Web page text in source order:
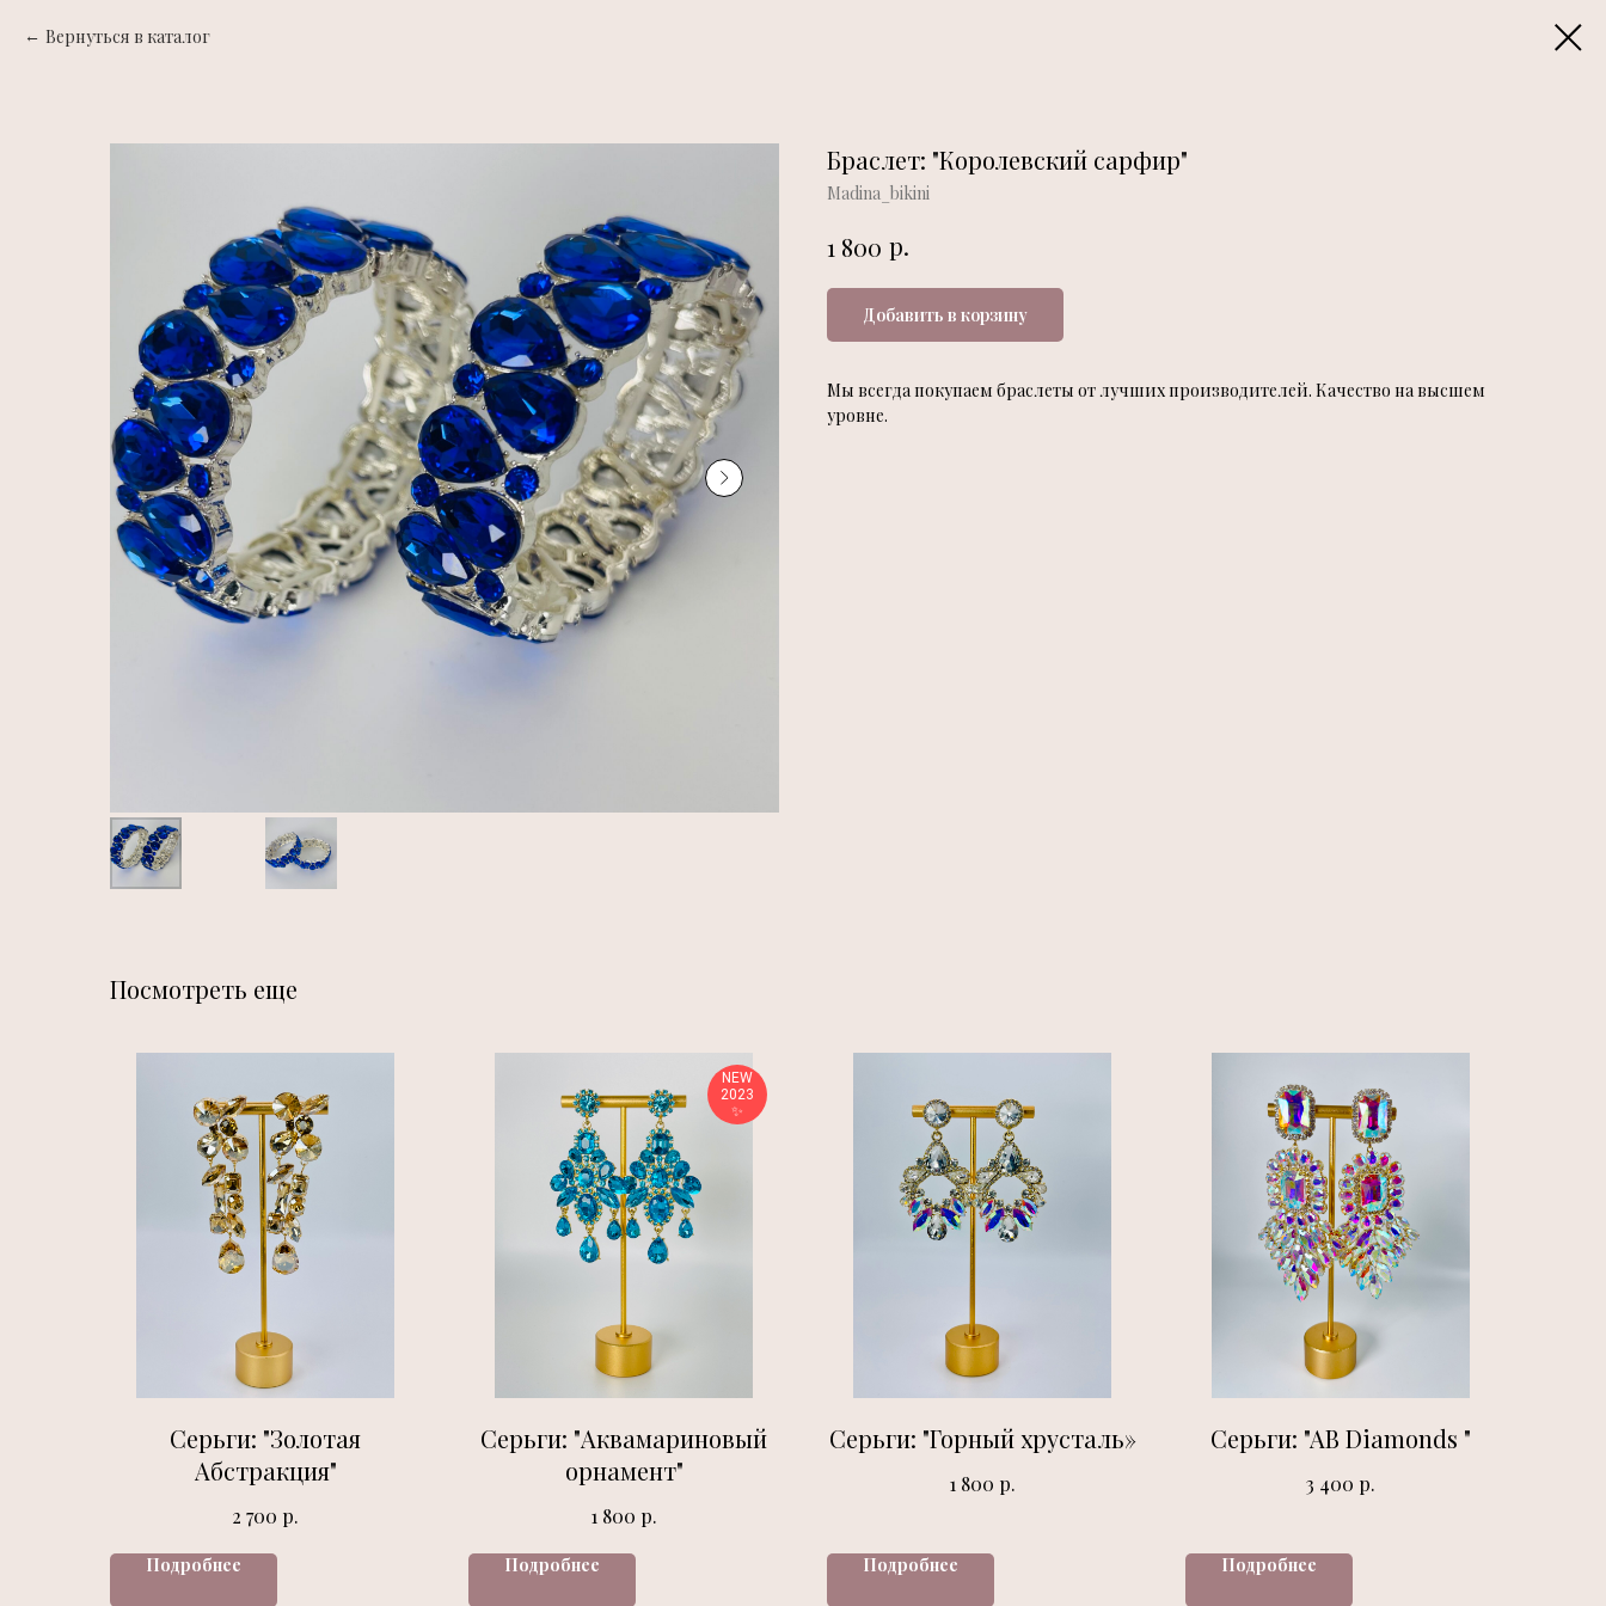
Вернуться в каталог
Браслет: "Королевский сарфир"
Madina_bikini
1 800 р.
Добавить в корзину
Мы всегда покупаем браслеты от лучших производителей. Качество на высшем
уровне.
Посмотреть еще
Серьги: "Золотая
Абстракция"
2 700 р.
Подробнее
NEW
2023
✨️
Серьги: "Аквамариновый
орнамент"
1 800 р.
Подробнее
Серьги: "Горный хрусталь»
1 800 р.
Подробнее
Серьги: "AB Diamonds "
3 400 р.
Подробнее